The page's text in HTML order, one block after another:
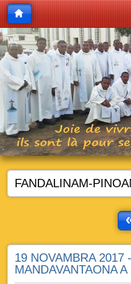
FANDALINAM-
19 NOVAMBRA 2017
MANDAVANTAONA A